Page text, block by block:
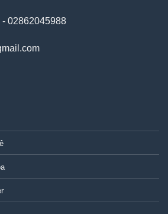
02862045988